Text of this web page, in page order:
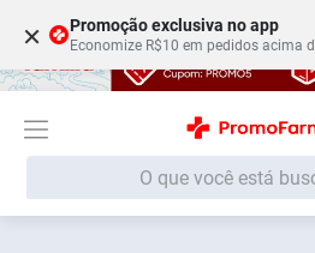
× Promoção exclusiva no app
Economize R$10 em pedidos acima
O que você está buscando?